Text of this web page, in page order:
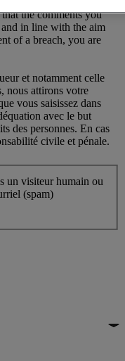
the comments you
in line with the aim
of a breach, you are
et notamment celle
nous attirons votre
vous saisissez dans
avec le but
des personnes. En cas
civile et pénale.
un visiteur humain ou
(spam)